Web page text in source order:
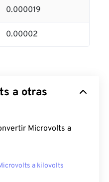
0.000019
0.00002
a otras
Microvolts a
a kilovolts